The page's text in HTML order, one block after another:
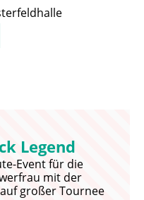
Legend
Event für die
mit der
großer Tournee